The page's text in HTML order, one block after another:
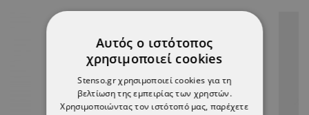
Αυτός ο ιστότοπος
χρησιμοποιεί cookies
Stenso.gr χρησιμοποιεί cookies για τη
βελτίωση της εμπειρίας των χρηστών.
Χρησιμοποιώντας τον ιστότοπό μας, παρέχετε